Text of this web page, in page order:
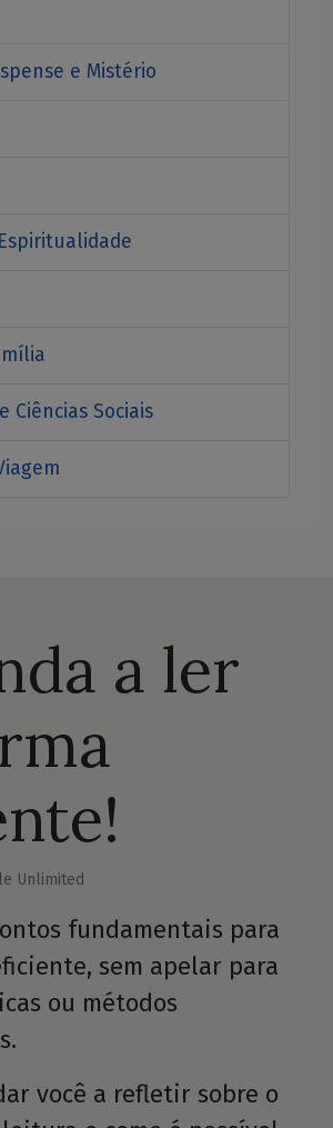
e Mistério
Ciências Sociais
a ler
Unlimited
fundamentais para
sem apelar para
ou métodos
você a refletir sobre o